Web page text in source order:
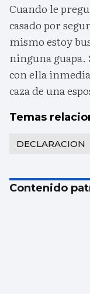
Cuando le
casado por
mismo estoy
ninguna guapa.
con ella
caza de una
Temas
DECLARACION
Contenido